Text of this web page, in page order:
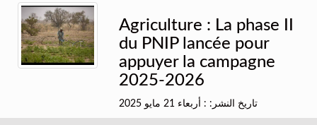
Agriculture : La phase II
du PNIP lancée pour
appuyer la campagne
2025-2026
تاريخ النشر: : أربعاء 21 مايو 2025